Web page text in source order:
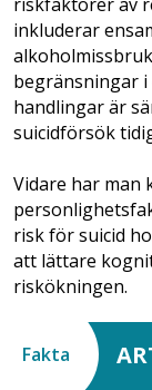
inkluderar
begränsningar i
handlingar är
suicidförsök
Vidare har man
risk för suicid
att lättare
riskökningen.
Fakta